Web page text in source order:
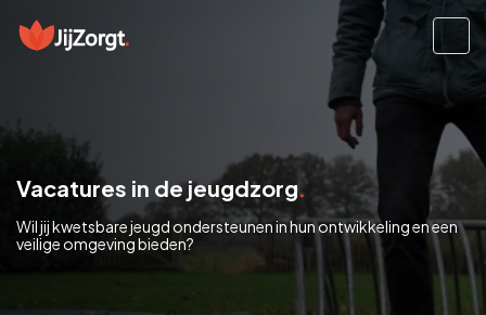
Vacatures in de jeugdzorg
Wil jij kwetsbare jeugd ondersteunen in hun ontwikkeling en een
veilige omgeving bieden?